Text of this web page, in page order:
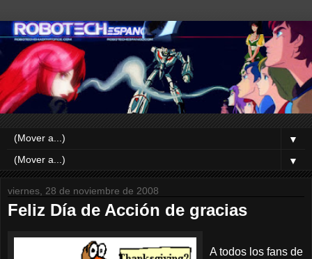
▼
▼
viernes, 28 de noviembre de 2008
Feliz Día de Acción de gracias
A todos los fans de